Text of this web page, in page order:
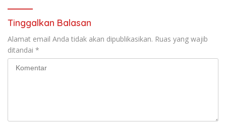
Tinggalkan Balasan
Alamat email Anda tidak akan dipublikasikan. Ruas yang wajib
ditandai *